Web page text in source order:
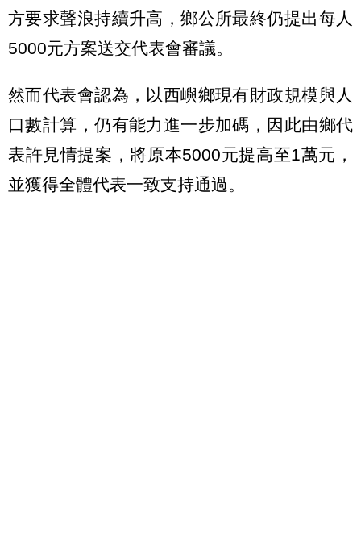
方要求聲浪持續升高，鄉公所最終仍提出每人
5000元方案送交代表會審議。
然而代表會認為，以西嶼鄉現有財政規模與人
口數計算，仍有能力進一步加碼，因此由鄉代
表許見情提案，將原本5000元提高至1萬元，
並獲得全體代表一致支持通過。